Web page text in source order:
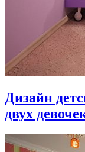
Дизайн
двух